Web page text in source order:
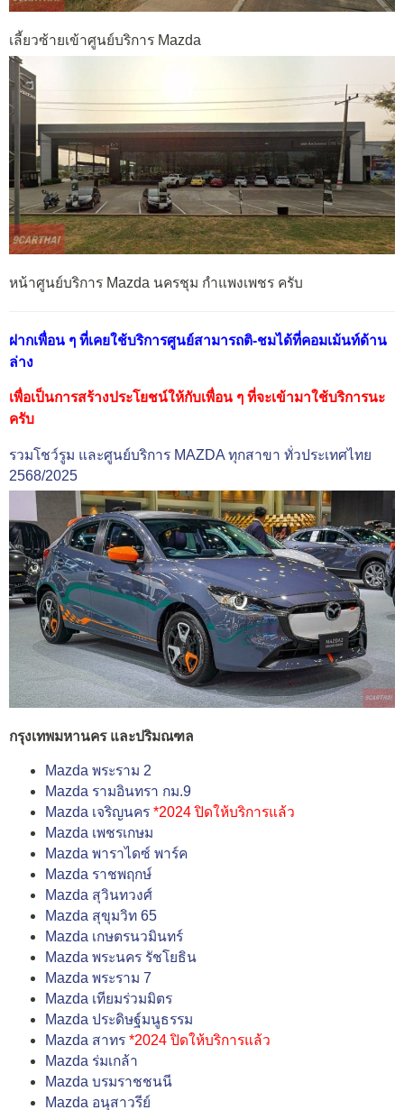
เลี้ยวซ้ายเข้าศูนย์บริการ Mazda
หน้าศูนย์บริการ Mazda นครชุม กำแพงเพชร ครับ
ฝากเพื่อน ๆ ที่เคยใช้บริการศูนย์สามารถติ-ชมได้ที่คอมเม้นท์ด้าน
ล่าง
เพื่อเป็นการสร้างประโยชน์ให้กับเพื่อน ๆ ที่จะเข้ามาใช้บริการนะ
ครับ
รวมโชว์รูม และศูนย์บริการ MAZDA ทุกสาขา ทั่วประเทศไทย
2568/2025
กรุงเทพมหานคร และปริมณฑล
Mazda พระราม 2
Mazda รามอินทรา กม.9
Mazda เจริญนคร *2024 ปิดให้บริการแล้ว
Mazda เพชรเกษม
Mazda พาราไดซ์ พาร์ค
Mazda ราชพฤกษ์
Mazda สุวินทวงศ์
Mazda สุขุมวิท 65
Mazda เกษตรนวมินทร์
Mazda พระนคร รัชโยธิน
Mazda พระราม 7
Mazda เทียมร่วมมิตร
Mazda ประดิษฐ์มนูธรรม
Mazda สาทร *2024 ปิดให้บริการแล้ว
Mazda ร่มเกล้า
Mazda บรมราชชนนี
Mazda อนุสาวรีย์